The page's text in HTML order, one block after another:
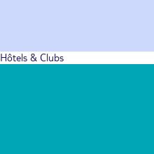
Hôtels & Clubs